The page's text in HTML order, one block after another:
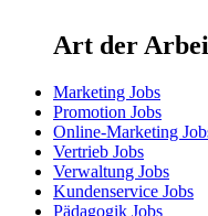
Art der
Marketing Jobs
Promotion Jobs
Online-Marketing
Vertrieb Jobs
Verwaltung Jobs
Kundenservice Jobs
Pädagogik Jobs